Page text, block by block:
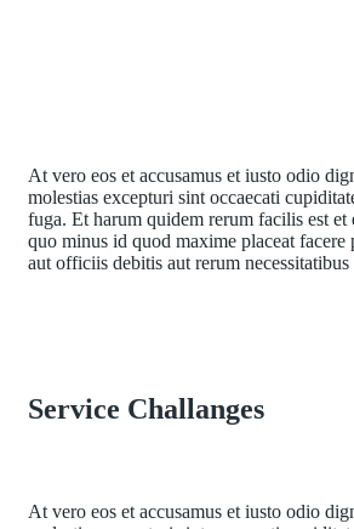
At vero eos et accusamus et iusto odio
molestias excepturi sint occaecati
fuga. Et harum quidem rerum facilis est
quo minus id quod maxime placeat facere
aut officiis debitis aut rerum necessitatibus
Service Challanges
At vero eos et accusamus et iusto odio